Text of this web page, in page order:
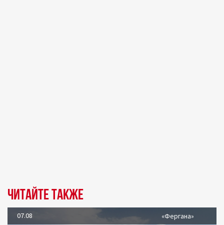
Читайте также
07.08 «Фергана»